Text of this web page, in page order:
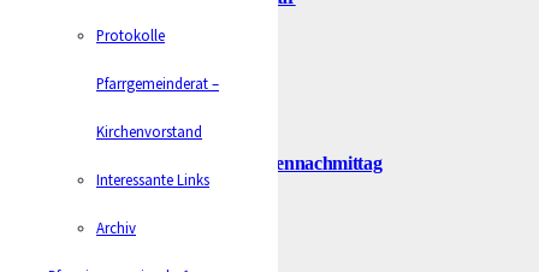
Protokolle
Pfarrgemeinderat –
Kirchenvorstand
Interessante Links
Archiv
Caritas lädt zum Frühstück ein
Vorschau: Ökumenischer Seniorennachmittag